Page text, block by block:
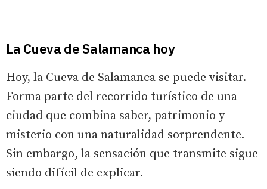
La Cueva de Salamanca hoy
Hoy, la Cueva de Salamanca se puede visitar.
Forma parte del recorrido turístico de una
ciudad que combina saber, patrimonio y
misterio con una naturalidad sorprendente.
Sin embargo, la sensación que transmite sigue
siendo difícil de explicar.